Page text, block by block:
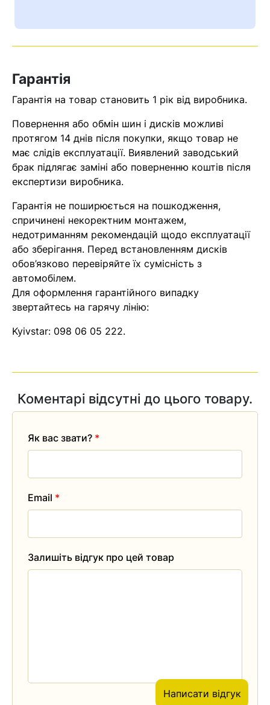
Помилка:
Оператор зв’яжеться з вами
найближчим часом
Гарантія
Гарантія на товар становить 1 рік від виробника.
Повернення або обмін шин і дисків можливі
протягом 14 днів після покупки, якщо товар не
має слідів експлуатації. Виявлений заводський
брак підлягає заміні або поверненню коштів після
експертизи виробника.
Гарантія не поширюється на пошкодження,
спричинені некоректним монтажем,
недотриманням рекомендацій щодо експлуатації
або зберігання. Перед встановленням дисків
обов’язково перевіряйте їх сумісність з
автомобілем.
Для оформлення гарантійного випадку
звертайтесь на гарячу лінію:
Kyivstar: 098 06 05 222.
Коментарі відсутні до цього товару.
Залишіть відгук про цей товар
Як вас звати? *
Email *
Написати відгук